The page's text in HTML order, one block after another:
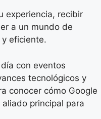
experiencia, recibir
a un mundo de
eficiente.
con eventos
tecnológicos y
conocer cómo Google
principal para